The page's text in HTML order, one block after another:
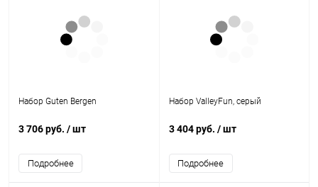
Набор Guten Bergen
3 706 руб. / шт
Подробнее
Набор ValleyFun, серый
3 404 руб. / шт
Подробнее